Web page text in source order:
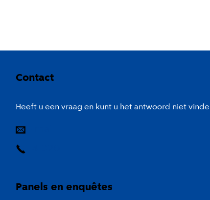
Contact
Heeft u een vraag en kunt u het antwoord niet
Panels en enquêtes